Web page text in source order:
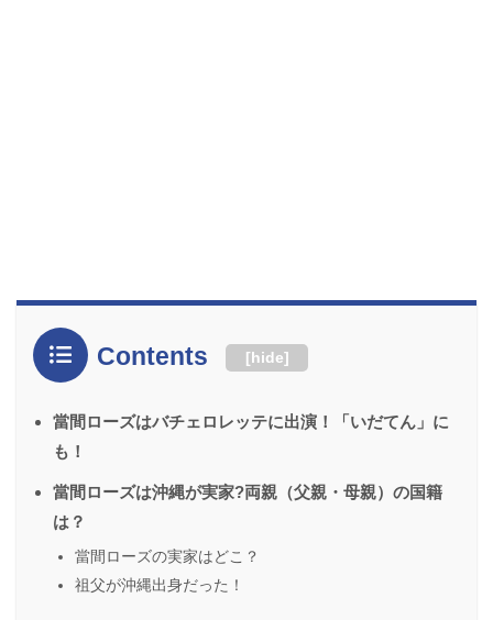
Contents [hide]
當間ローズはバチェロレッテに出演！「いだてん」に
も！
當間ローズは沖縄が実家?両親（父親・母親）の国籍
は？
當間ローズの実家はどこ？
祖父が沖縄出身だった！